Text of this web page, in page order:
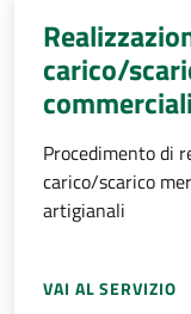
carico/
Procedimento di
carico/scarico
artigianali
VAI AL SERVIZIO